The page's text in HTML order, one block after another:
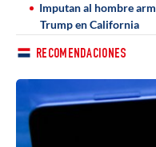
Imputan al hombre
Trump en California
RECOMENDACIONES